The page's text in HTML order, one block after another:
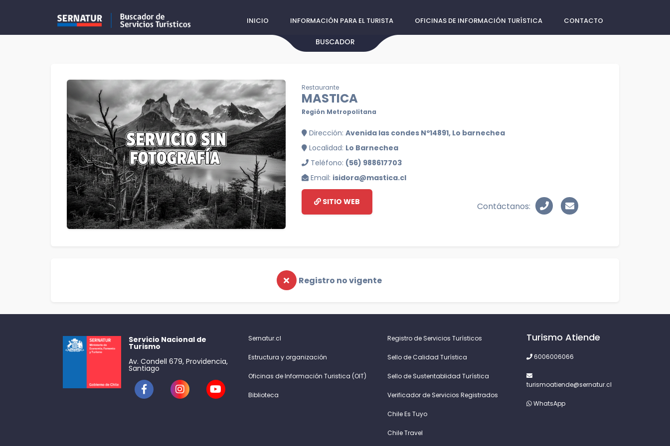
INICIO INFORMACIÓN PARA EL TURISTA OFICINAS DE INFORMACIÓN TURÍSTICA CONTACTO
BUSCADOR
Restaurante
MASTICA
Región Metropolitana
Dirección: Avenida las condes Nº14891, Lo barnechea
Localidad: Lo Barnechea
Teléfono: (56) 988617703
Email: isidora@mastica.cl
SITIO WEB Contáctanos:
Registro no vigente
Servicio Nacional de
Turismo
Av. Condell 679, Providencia,
Santiago
Sernatur.cl
Estructura y organización
Oficinas de Información Turistica (OIT)
Biblioteca
Registro de Servicios Turísticos
Sello de Calidad Turística
Sello de Sustentablidad Turística
Verificador de Servicios Registrados
Chile Es Tuyo
Chile Travel
Turismo Atiende
6006006066
turismoatiende@sernatur.cl
WhatsApp